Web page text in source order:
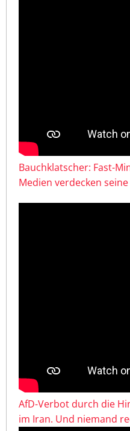
Bauchklatscher: Fast-
Medien verdecken
AfD-Verbot durch die
im Iran. Und niemand